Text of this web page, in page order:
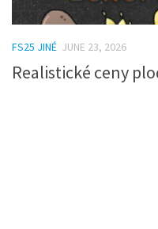
FS25 JINÉ JUNE 23, 2026
Realistické ceny